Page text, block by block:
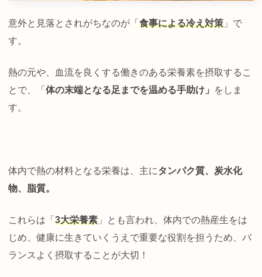
意外と見落とされがちなのが「 食事による冷え対策 」で
す。
熱の元や、血流を良くする働きのある栄養素を摂取するこ
とで、「 体の末端となる足までを温める手助け」
をしま
す。
体内で熱の材料となる栄養は、主にタンパク質、炭水化
物、脂質。
これらは「 3大栄養素 」とも言われ、体内での熱産生をは
じめ、健康に生きていくうえで重要な役割を担うため、バ
ランスよく摂取することが大切！